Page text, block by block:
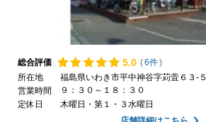
総合評価 5.0 (6件)
所在地
福島県いわき市平中神谷字苅萓６３-５
営業時間
９：３０～１８：３０
定休日
木曜日・第１・３水曜日